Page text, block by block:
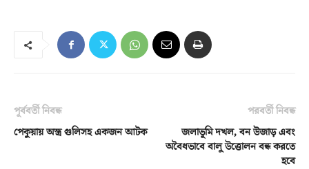
পূর্ববর্তী নিবন্ধ
পেকুয়ায় অস্ত্র গুলিসহ একজন আটক
পরবর্তী নিবন্ধ
জলাভূমি দখল, বন উজাড় এবং
অবৈধভাবে বালু উত্তোলন বন্ধ করতে
হবে